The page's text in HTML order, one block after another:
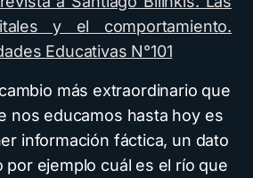
y el comportamiento.
Educativas N°101
más extraordinario que
nos educamos hasta hoy es
información fáctica, un dato
por ejemplo cuál es el río que